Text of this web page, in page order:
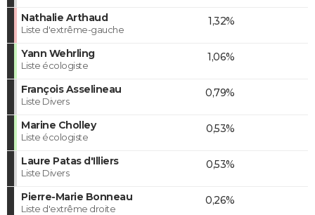
Nathalie Arthaud
Liste d'extrême-gauche
1,32%
Yann Wehrling
Liste écologiste
1,06%
François Asselineau
Liste Divers
0,79%
Marine Cholley
Liste écologiste
0,53%
Laure Patas d'Illiers
Liste Divers
0,53%
Pierre-Marie Bonneau
Liste d'extrême droite
0,26%